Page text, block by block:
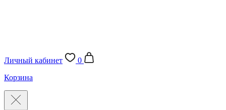
Личный кабинет
0
Корзина